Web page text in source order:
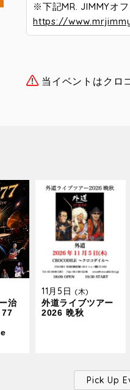
※下記MR. JIMMYオ
https://
当イベントはクロ
治
77
11月5日 (木)
外道ライブツアー
2026 晩秋
Pick Up